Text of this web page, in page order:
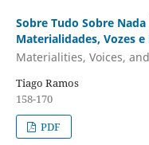
Sobre Tudo Sobre
Materialidades, Vozes
Materialities, Voices,
Tiago Ramos
158-170
PDF